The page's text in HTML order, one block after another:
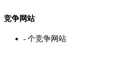
竞争网站
- 个竞争网站